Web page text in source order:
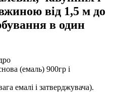
від 1,5 м до
в один
(емаль) 900гр і
емалі і затверджувача).